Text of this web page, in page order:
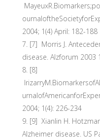
2004; 1(4) April: 182-188
[7] Morris J.
disease. Alzforum 2003
[8]
2004; 1(4): 226-234
[9] Xianlin H.
Alzheimer disease. US